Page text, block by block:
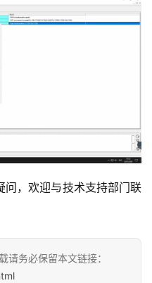
问，欢迎与技术支持部门联
请务必保留本文链接：